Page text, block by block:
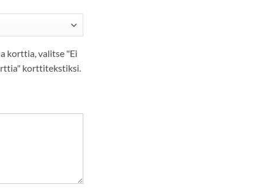
korttia, valitse "Ei
korttitekstiksi.